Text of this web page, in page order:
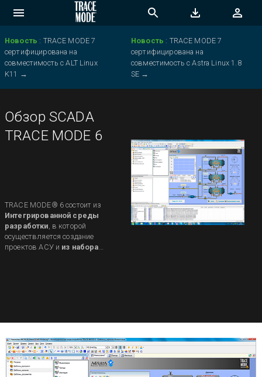
Новость : TRACE MODE 7
сертифицирована на
совместимость с ALT Linux
K11 →
Новость : TRACE MODE 7
сертифицирована на
совместимость с Astra Linux 1.8
SE →
Обзор SCADA
TRACE MODE 6
TRACE MODE® 6 состоит из
Интегрированной среды
разработки, в которой
осуществляется создание
проектов АСУ и из набора